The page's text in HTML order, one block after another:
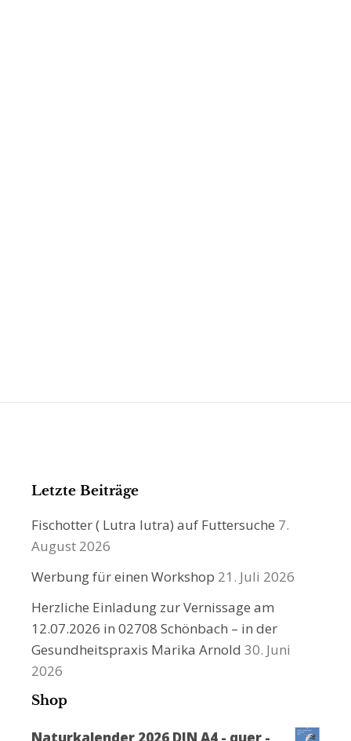
Letzte Beiträge
Fischotter ( Lutra lutra) auf Futtersuche 7.
August 2026
Werbung für einen Workshop 21. Juli 2026
Herzliche Einladung zur Vernissage am
12.07.2026 in 02708 Schönbach – in der
Gesundheitspraxis Marika Arnold 30. Juni
2026
Shop